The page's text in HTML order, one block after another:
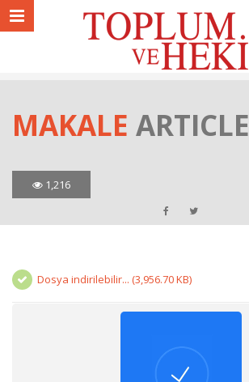
MAKALE ARTICLE
1,216
Dosya indirilebilir... (3,956.70 KB)